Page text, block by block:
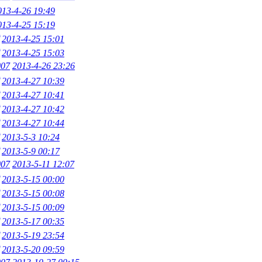
4-26 19:49
4-25 15:19
2013-4-25 15:01
2013-4-25 15:03
2013-4-26 23:26
2013-4-27 10:39
2013-4-27 10:41
2013-4-27 10:42
2013-4-27 10:44
2013-5-3 10:24
2013-5-9 00:17
2013-5-11 12:07
2013-5-15 00:00
2013-5-15 00:08
2013-5-15 00:09
2013-5-17 00:35
2013-5-19 23:54
2013-5-20 09:59